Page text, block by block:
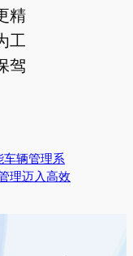
精
工
驾
车辆管理系
理迈入高效